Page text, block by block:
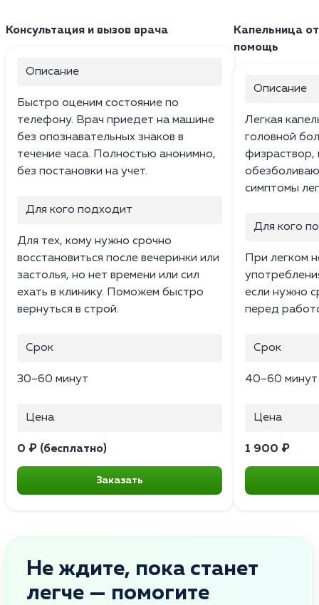
Консультация и вызов врача
Описание
Быстро оценим состояние по
телефону. Врач приедет на машине
без опознавательных знаков в
течение часа. Полностью анонимно,
без постановки на учет.
Для кого подходит
Для тех, кому нужно срочно
восстановиться после вечеринки или
застолья, но нет времени или сил
ехать в клинику. Поможем быстро
вернуться в строй.
Срок
30–60 минут
Цена
0 ₽ (бесплатно)
Заказать
Капельница
помощь
Описание
Легкая
головной
физраствор,
симптомы
Для кого
При легком
если нужно
перед
Срок
40–60 минут
Цена
1 900 ₽
Не ждите, пока станет
легче — помогите